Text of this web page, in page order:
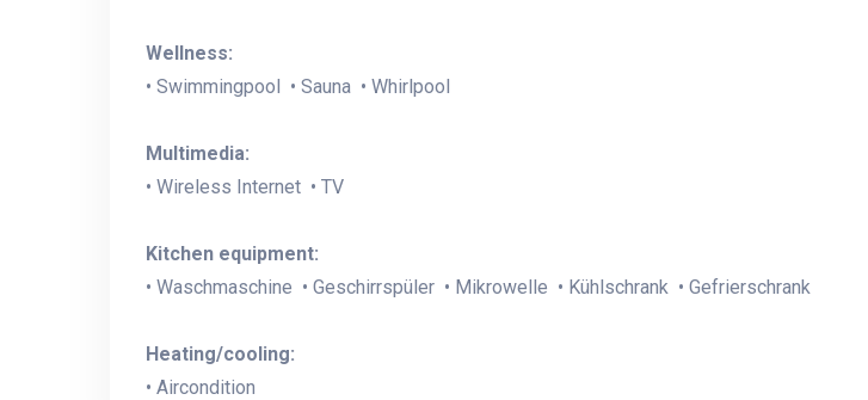
Wellness:
• Swimmingpool • Sauna • Whirlpool
Multimedia:
• Wireless Internet • TV
Kitchen equipment:
• Waschmaschine • Geschirrspüler • Mikrowelle • Kühlschrank • Gefrierschrank
Heating/cooling:
• Aircondition